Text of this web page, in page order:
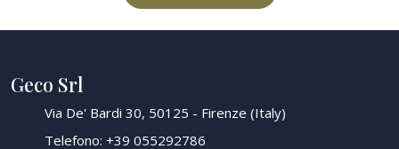
Geco Srl
Via De' Bardi 30, 50125 - Firenze (Italy)
Telefono: +39 055292786